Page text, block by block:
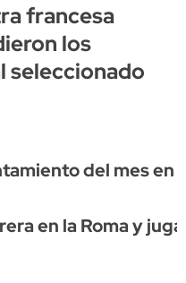
francesa
los
seleccionado
del mes en
en la Roma y